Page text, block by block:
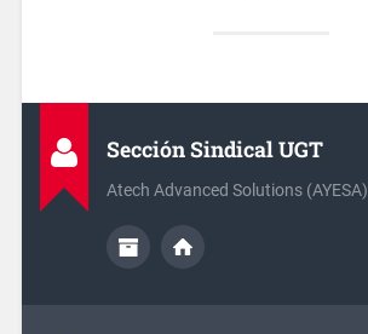
Sección Sindical UGT
Atech Advanced Solutions (AYESA)